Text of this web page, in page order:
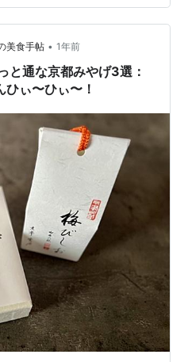
ます。 大切な方への贈り物
添えて。鳥獣戯画の世界
。
美食手帖 • 1年前
と通な京都みやげ3選：
ぃ〜ひぃ〜！